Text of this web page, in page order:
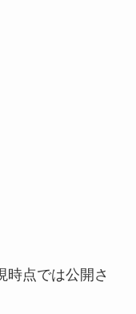
時点では公開さ